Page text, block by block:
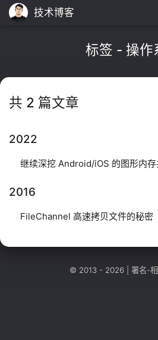
技术博客
标签 - 操作
共 2 篇文章
2022
继续深挖 Android/iOS 的图形内存
2016
FileChannel 高速拷贝文件的秘密
© 2013 - 2026 | 署名-